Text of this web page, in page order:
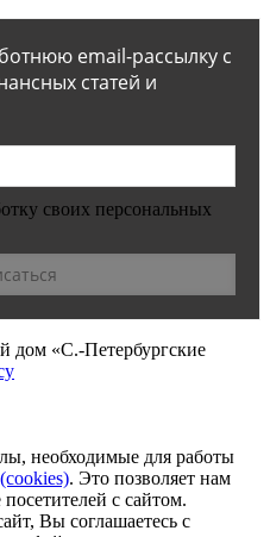
email-рассылку с
статей и
своих персональных
дом «С.-Петербургские
необходимые для работы
(сookies). Это позволяет нам
с сайтом.
Вы соглашаетесь с